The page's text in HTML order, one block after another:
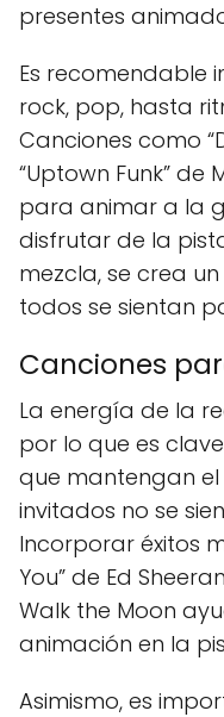
presentes
Es recomendable
rock, pop, hasta
Canciones como
“Uptown Funk” de
para animar a la
disfrutar de la
mezcla, se crea
todos se sientan
Canciones
La energía de la
por lo que es
que mantengan
invitados no se
Incorporar éxitos
You” de Ed
Walk the Moon
animación en la
Asimismo, es